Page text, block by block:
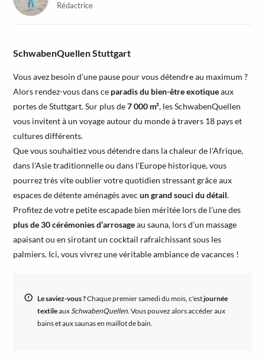
SchwabenQuellen Stuttgart
Vous avez besoin d'une pause pour vous détendre au maximum ?
Alors rendez-vous dans ce paradis du bien-être exotiqueaux
portes de Stuttgart. Sur plus de7 000 m², les SchwabenQuellen
vous invitent à un voyage autour du monde à travers 18 pays et
cultures différents.
Que vous souhaitiez vous détendre dans la chaleur de l'Afrique,
dans l'Asie traditionnelle ou dans l'Europe historique, vous
pourrez très vite oublier votre quotidien stressant grâce aux
espaces de détente aménagés avec un grand souci du détail.
Profitez de votre petite escapade bien méritée lors de l’une des
plus de 30 cérémonies d’arrosageau sauna, lors d’un massage
apaisant ou en sirotant un cocktail rafraîchissant sous les
palmiers. Ici, vous vivrez une véritable ambiance de vacances !
Le saviez-vous ?Chaque premier samedi du mois, c'estjournée
textileaux SchwabenQuellen. Vous pouvez alors accéder aux
bains et aux saunas en maillot de bain.
Rédactrice